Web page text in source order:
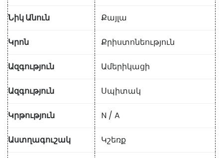
Նիկ Անուն Քայլա
Կրոն Քրիստոնեություն
Ազգություն Ամերիկացի
Ազգություն Սպիտակ
Կրթություն N / A
Աստղագուշակ Կշեռք